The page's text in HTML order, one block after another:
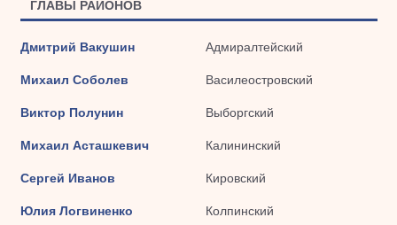
ГЛАВЫ РАЙОНОВ
Дмитрий Вакушин Адмиралтейский
Михаил Соболев Василеостровский
Виктор Полунин Выборгский
Михаил Асташкевич Калининский
Сергей Иванов Кировский
Юлия Логвиненко Колпинский